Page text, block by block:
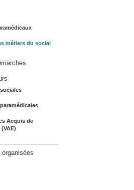
métiers du social
Acquis de